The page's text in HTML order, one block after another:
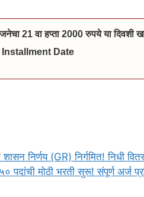
21 वा हप्ता 2000 रुपये या
Date
शासन निर्णय (GR) निर्गमित!
पदांची मोठी भरती सुरू! संपूर्ण